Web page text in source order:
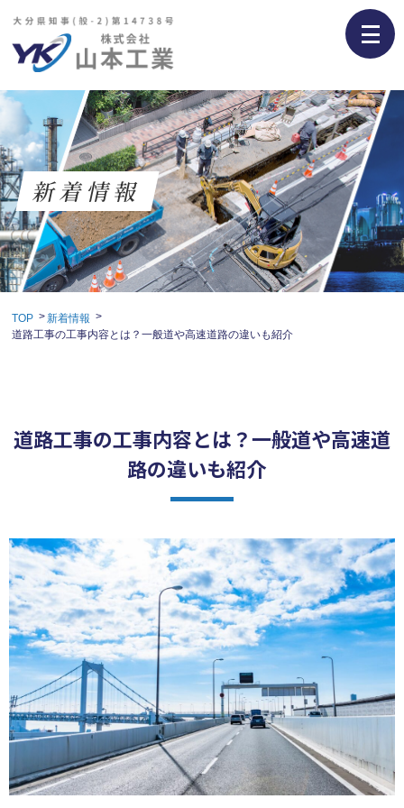
新着情報
TOP
新着情報
道路工事の工事内容とは？一般道や高速道路の違いも紹介
道路工事の工事内容とは？一般道や高速道
路の違いも紹介